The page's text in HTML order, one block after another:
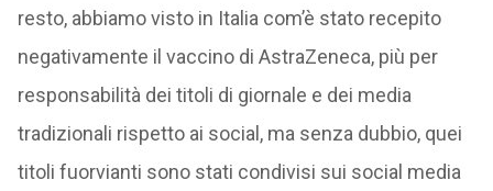
resto, abbiamo visto in Italia com’è stato recepito
negativamente il vaccino di AstraZeneca, più per
responsabilità dei titoli di giornale e dei media
tradizionali rispetto ai social, ma senza dubbio, quei
titoli fuorvianti sono stati condivisi sui social media